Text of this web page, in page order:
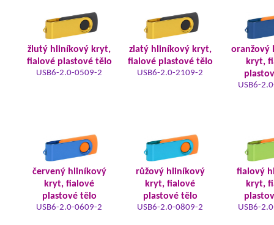
žlutý hliníkový kryt,
fialové plastové tělo
USB6-2.0-0509-2
zlatý hliníkový kryt,
fialové plastové tělo
USB6-2.0-2109-2
oranžový
kryt,
USB6-
červený hliníkový
kryt, fialové
plastové tělo
USB6-2.0-0609-2
růžový hliníkový
kryt, fialové
plastové tělo
USB6-2.0-0809-2
fialový
kryt,
USB6-